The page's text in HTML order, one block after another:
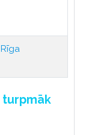
turpmāk